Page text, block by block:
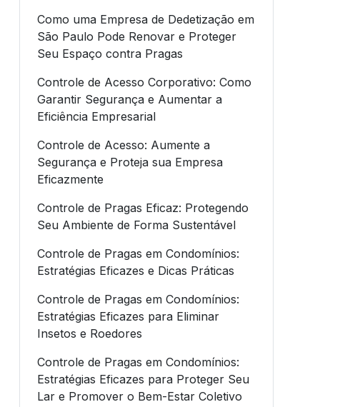
Como uma Empresa de Dedetização em
São Paulo Pode Renovar e Proteger
Seu Espaço contra Pragas
Controle de Acesso Corporativo: Como
Garantir Segurança e Aumentar a
Eficiência Empresarial
Controle de Acesso: Aumente a
Segurança e Proteja sua Empresa
Eficazmente
Controle de Pragas Eficaz: Protegendo
Seu Ambiente de Forma Sustentável
Controle de Pragas em Condomínios:
Estratégias Eficazes e Dicas Práticas
Controle de Pragas em Condomínios:
Estratégias Eficazes para Eliminar
Insetos e Roedores
Controle de Pragas em Condomínios:
Estratégias Eficazes para Proteger Seu
Lar e Promover o Bem-Estar Coletivo